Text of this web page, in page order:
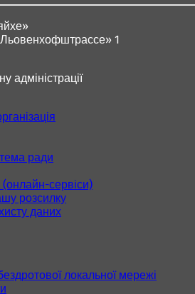
1
адміністрації
ради
сервіси)
розсилку
даних
локальної мережі